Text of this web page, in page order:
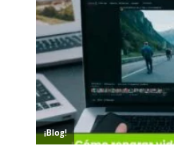
¡Blog!